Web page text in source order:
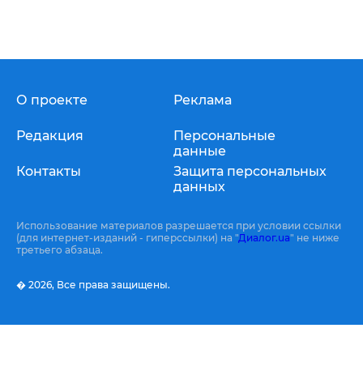
О проекте
Редакция
Контакты
Реклама
Персональные
данные
Защита персональных
данных
Использование материалов разрешается при условии ссылки
(для интернет-изданий - гиперссылки) на "Диалог.ua" не ниже
третьего абзаца.
� 2026, Все права защищены.